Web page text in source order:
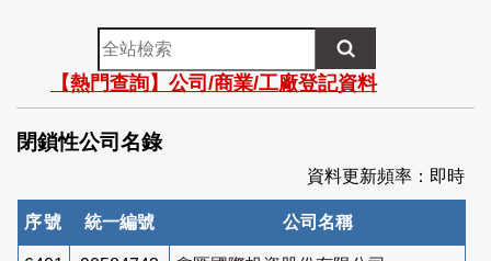
全
站
檢
索
【熱門查詢】公司/商業/工廠登記資料
閉鎖性公司名錄
資料更新頻率：即時
序號 統一編號 公司名稱